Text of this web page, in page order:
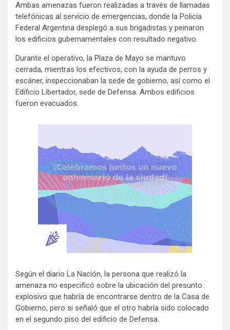
Ambas amenazas fueron realizadas a través de llamadas
telefónicas al servicio de emergencias, donde la Policía
Federal Argentina desplegó a sus brigadistas y peinaron
los edificios gubernamentales con resultado negativo.
Durante el operativo, la Plaza de Mayo se mantuvo
cerrada, mientras los efectivos, con la ayuda de perros y
escáner, inspeccionaban la sede de gobierno, así como el
Edificio Libertador, sede de Defensa. Ambos edificios
fueron evacuados.
Según el diario La Nación, la persona que realizó la
amenaza no especificó sobre la ubicación del presunto
explosivo que habría de encontrarse dentro de la Casa de
Gobierno, pero si señaló que el otro habría sido colocado
en el segundo piso del edificio de Defensa.